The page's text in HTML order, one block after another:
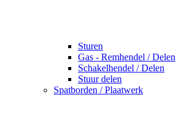
Sturen
Gas - Remhendel / Delen
Schakelhendel / Delen
Stuur delen
Spatborden / Plaatwerk